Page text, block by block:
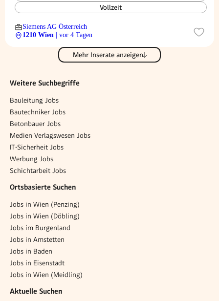
Vollzeit
Siemens AG Österreich
1210 Wien
| vor 4 Tagen
Mehr Inserate anzeigen
Weitere Suchbegriffe
Bauleitung Jobs
Bautechniker Jobs
Betonbauer Jobs
Medien Verlagswesen Jobs
IT-Sicherheit Jobs
Werbung Jobs
Schichtarbeit Jobs
Ortsbasierte Suchen
Jobs in Wien (Penzing)
Jobs in Wien (Döbling)
Jobs im Burgenland
Jobs in Amstetten
Jobs in Baden
Jobs in Eisenstadt
Jobs in Wien (Meidling)
Aktuelle Suchen